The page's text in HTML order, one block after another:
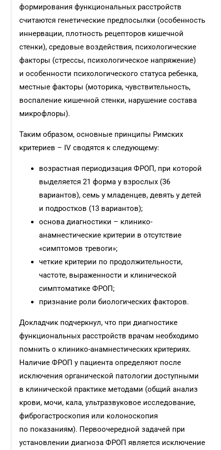
формирования функциональных расстройств
считаются генетические предпосылки (особенность
иннервации, плотность рецепторов кишечной
стенки), средовые воздействия, психологические
факторы (стрессы, психологическое напряжение)
и особенности психологического статуса ребенка,
местные факторы (моторика, чувствительность,
воспаление кишечной стенки, нарушение состава
микрофлоры).
Таким образом, основные принципы Римских
критериев – IV сводятся к следующему:
возрастная периодизация ФРОП, при которой
выделяется 21 форма у взрослых (36
вариантов), семь у младенцев, девять у детей
и подростков (13 вариантов);
основа диагностики – клинико-
анамнестические критерии в отсутствие
«симптомов тревоги»;
четкие критерии по продолжительности,
частоте, выраженности и клинической
симптоматике ФРОП;
признание роли биологических факторов.
Докладчик подчеркнул, что при диагностике
функциональных расстройств врачам необходимо
помнить о клинико-анамнестических критериях.
Наличие ФРОП у пациента определяют после
исключения органической патологии доступными
в клинической практике методами (общий анализ
крови, мочи, кала, ультразвуковое исследование,
фиброгастроскопия или колоноскопия
по показаниям). Первоочередной задачей при
установлении диагноза ФРОП является исключение